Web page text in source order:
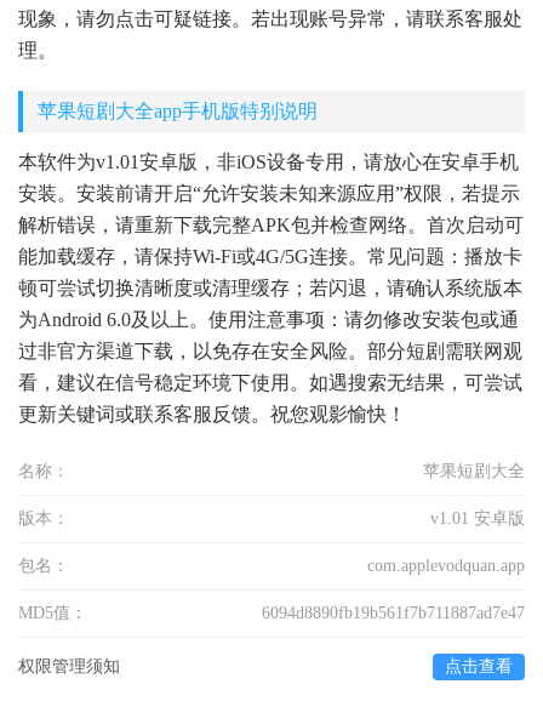
现象，请勿点击可疑链接。若出现账号异常，请联系客服处
理。
苹果短剧大全app手机版特别说明
本软件为v1.01安卓版，非iOS设备专用，请放心在安卓手机
安装。安装前请开启“允许安装未知来源应用”权限，若提示
解析错误，请重新下载完整APK包并检查网络。首次启动可
能加载缓存，请保持Wi-Fi或4G/5G连接。常见问题：播放卡
顿可尝试切换清晰度或清理缓存；若闪退，请确认系统版本
为Android 6.0及以上。使用注意事项：请勿修改安装包或通
过非官方渠道下载，以免存在安全风险。部分短剧需联网观
看，建议在信号稳定环境下使用。如遇搜索无结果，可尝试
更新关键词或联系客服反馈。祝您观影愉快！
名称： 苹果短剧大全
版本： v1.01 安卓版
包名： com.applevodquan.app
MD5值： 6094d8890fb19b561f7b711887ad7e47
权限管理须知 点击查看